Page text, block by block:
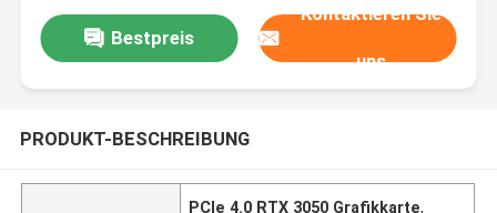
Bestpreis
Kontaktieren Sie
uns
PRODUKT-BESCHREIBUNG
PCIe 4.0 RTX 3050 Grafikkarte,